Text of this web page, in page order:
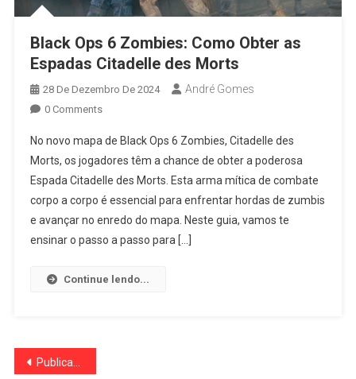
Black Ops 6 Zombies: Como Obter as
Espadas Citadelle des Morts
28 De Dezembro De 2024 André Gomes
0 Comments
No novo mapa de Black Ops 6 Zombies, Citadelle des
Morts, os jogadores têm a chance de obter a poderosa
Espada Citadelle des Morts. Esta arma mítica de combate
corpo a corpo é essencial para enfrentar hordas de zumbis
e avançar no enredo do mapa. Neste guia, vamos te
ensinar o passo a passo para […]
Continue lendo...
Navegação
Publicações mais antigas